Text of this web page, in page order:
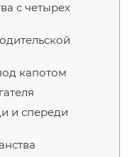
с четырех
капотом
и спереди